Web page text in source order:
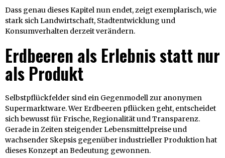
Dass genau dieses Kapitel nun endet, zeigt exemplarisch, wie
stark sich Landwirtschaft, Stadtentwicklung und
Konsumverhalten derzeit verändern.
Erdbeeren als Erlebnis statt nur
als Produkt
Selbstpflückfelder sind ein Gegenmodell zur anonymen
Supermarktware. Wer Erdbeeren pflücken geht, entscheidet
sich bewusst für Frische, Regionalität und Transparenz.
Gerade in Zeiten steigender Lebensmittelpreise und
wachsender Skepsis gegenüber industrieller Produktion hat
dieses Konzept an Bedeutung gewonnen.